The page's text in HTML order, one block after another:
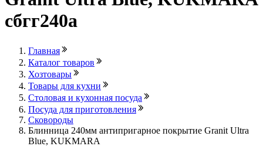
сбгг240а
Главная
Каталог товаров
Хозтовары
Товары для кухни
Столовая и кухонная посуда
Посуда для приготовления
Сковороды
Блинница 240мм антипригарное покрытие Granit Ultra
Blue, KUKMARA